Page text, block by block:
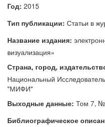
Год: 2015
Тип публикации: Статьи в
Название издания:
визуализация»
Страна, город,
Национальный
"МИФИ"
Выходные данные: Том 7,
Библиографическое